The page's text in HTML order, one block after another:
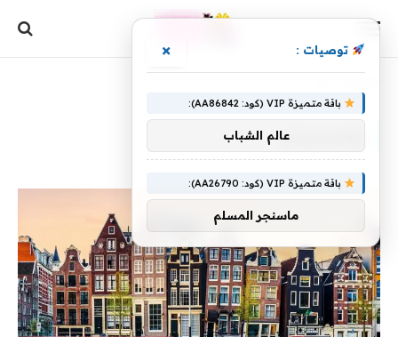
وأمستردام
توصيات : ×
باقة متميزة VIP (كود: AA86842):
عالم الشباب
باقة متميزة VIP (كود: AA26790):
ماسنجر المسلم